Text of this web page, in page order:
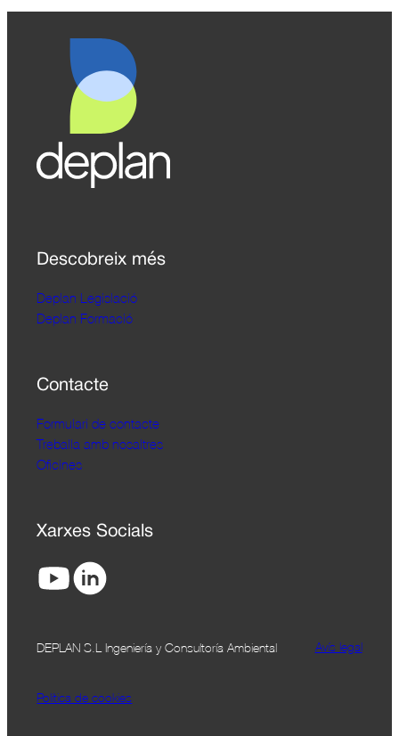
Descobreix més
Deplan Legislació
Deplan Formació
Contacte
Formulari de contacte
Treballa amb nosaltres
Oficines
Xarxes Socials
DEPLAN S.L Ingeniería y Consultoría Ambiental Avís legal
Política de cookies